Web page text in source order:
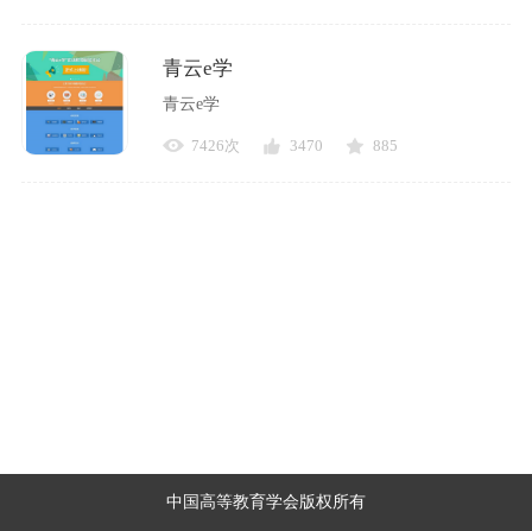
青云e学
青云e学
7426次 3470 885
中国高等教育学会版权所有